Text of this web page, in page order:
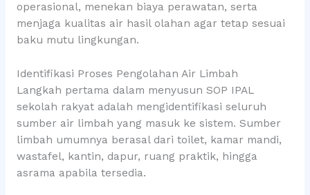
operasional, menekan biaya perawatan, serta
menjaga kualitas air hasil olahan agar tetap sesuai
baku mutu lingkungan.
Identifikasi Proses Pengolahan Air Limbah
Langkah pertama dalam menyusun SOP IPAL
sekolah rakyat adalah mengidentifikasi seluruh
sumber air limbah yang masuk ke sistem. Sumber
limbah umumnya berasal dari toilet, kamar mandi,
wastafel, kantin, dapur, ruang praktik, hingga
asrama apabila tersedia.